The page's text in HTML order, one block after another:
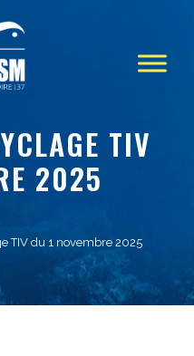
TIV
2025
TIV du 1 novembre 2025